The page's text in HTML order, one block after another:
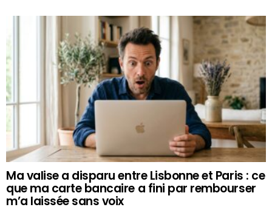
Ma valise a disparu entre Lisbonne et Paris : ce
que ma carte bancaire a fini par rembourser
m’a laissée sans voix